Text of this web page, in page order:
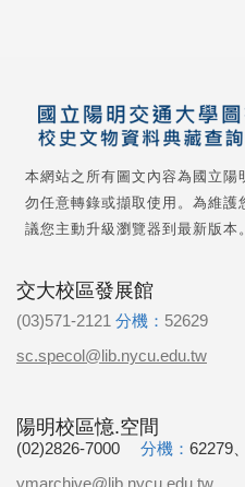
本網站之所有圖文內容為國立
勿任意轉錄或擷取使用。為維護
議您主動升級瀏覽器到最新版本。
交大校區發展館
(03)571-2121 分機： 52629
sc.specol@lib.nycu.edu.tw
陽明校區憶.空間
(02)2826-7000 分機： 62279